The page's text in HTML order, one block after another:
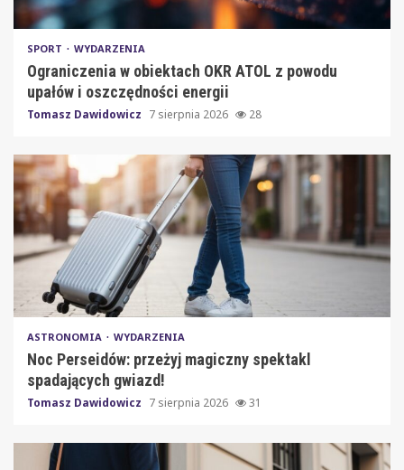
SPORT WYDARZENIA
Ograniczenia w obiektach OKR ATOL z powodu
upałów i oszczędności energii
Tomasz Dawidowicz 7 sierpnia 2026 28
ASTRONOMIA WYDARZENIA
Noc Perseidów: przeżyj magiczny spektakl
spadających gwiazd!
Tomasz Dawidowicz 7 sierpnia 2026 31